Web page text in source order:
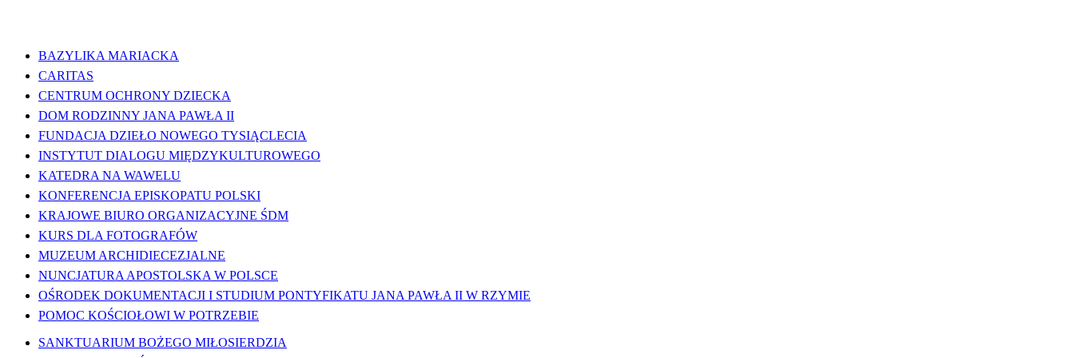
BAZYLIKA MARIACKA
CARITAS
CENTRUM OCHRONY DZIECKA
DOM RODZINNY JANA PAWŁA II
FUNDACJA DZIEŁO NOWEGO TYSIĄCLECIA
INSTYTUT DIALOGU MIĘDZYKULTUROWEGO
KATEDRA NA WAWELU
KONFERENCJA EPISKOPATU POLSKI
KRAJOWE BIURO ORGANIZACYJNE ŚDM
KURS DLA FOTOGRAFÓW
MUZEUM ARCHIDIECEZJALNE
NUNCJATURA APOSTOLSKA W POLSCE
OŚRODEK DOKUMENTACJI I STUDIUM PONTYFIKATU JANA PAWŁA II W RZYMIE
POMOC KOŚCIOŁOWI W POTRZEBIE
SANKTUARIUM BOŻEGO MIŁOSIERDZIA